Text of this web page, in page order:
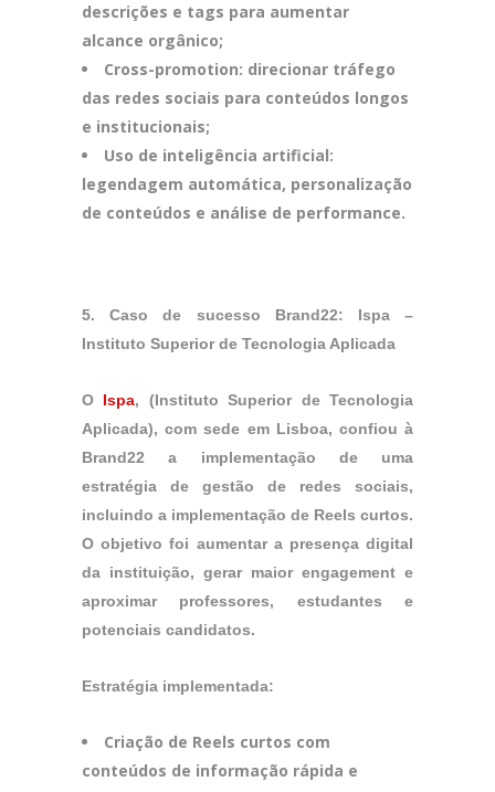
descrições e tags para aumentar
alcance orgânico;
Cross-promotion: direcionar tráfego
das redes sociais para conteúdos longos
e institucionais;
Uso de inteligência artificial:
legendagem automática, personalização
de conteúdos e análise de performance.
5. Caso de sucesso Brand22: Ispa –
Instituto Superior de Tecnologia Aplicada
O Ispa, (Instituto Superior de Tecnologia
Aplicada), com sede em Lisboa, confiou à
Brand22 a implementação de uma
estratégia de gestão de redes sociais,
incluindo a implementação de Reels curtos.
O objetivo foi aumentar a presença digital
da instituição, gerar maior engagement e
aproximar professores, estudantes e
potenciais candidatos.
Estratégia implementada:
Criação de Reels curtos com
conteúdos de informação rápida e